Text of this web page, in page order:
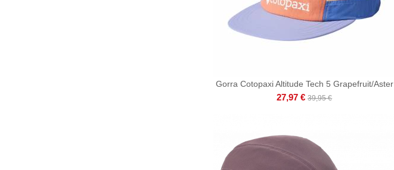
Gorra Cotopaxi Altitude Tech 5 Grapefruit/Aster
27,97 € 39,95 €